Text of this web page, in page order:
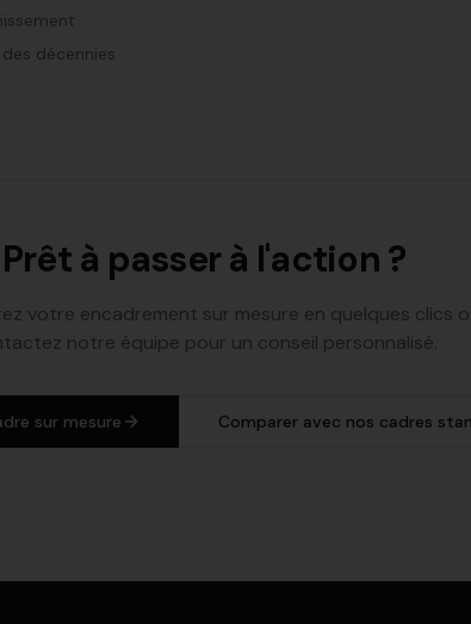
décennies
Prêt à passer à l'action ?
votre encadrement sur mesure en quelques clics
notre équipe pour un conseil personnalisé.
sur mesure Comparer avec nos cadres